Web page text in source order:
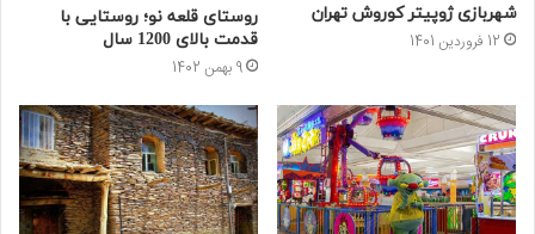
شهربازی ژوپیتر کوروش تهران
12 فروردین 1401
روستای قلعه نو؛ روستایی با
قدمت بالای 1200 سال
9 بهمن 1402